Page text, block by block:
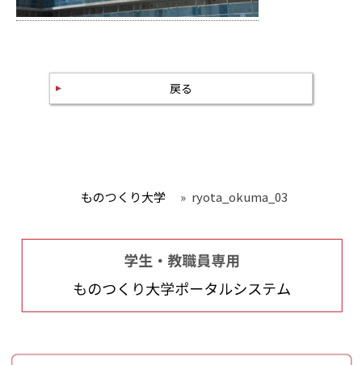
戻る
ものつくり大学 » ryota_okuma_03